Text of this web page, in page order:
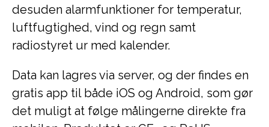
desuden alarmfunktioner for temperatur,
luftfugtighed, vind og regn samt
radiostyret ur med kalender.
Data kan lagres via server, og der findes en
gratis app til både iOS og Android, som gør
det muligt at følge målingerne direkte fra